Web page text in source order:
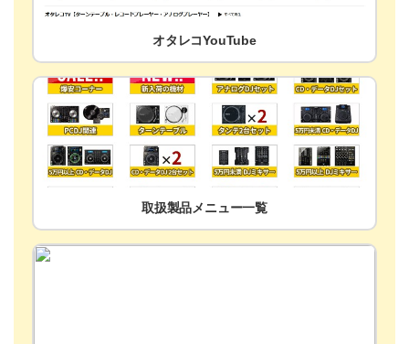
オタレコYouTube
取扱製品メニュー一覧